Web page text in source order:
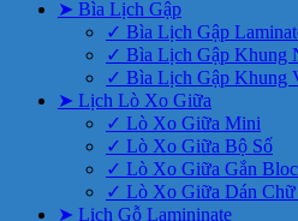
➤ Bìa Lịch Gập
✓ Bìa Lịch Gập
✓ Bìa Lịch Gập Khung
✓ Bìa Lịch Gập Khung
➤ Lịch Lò Xo Giữa
✓ Lò Xo Giữa Mini
✓ Lò Xo Giữa Bộ Số
✓ Lò Xo Giữa Gắn Bloc
✓ Lò Xo Giữa Dán
➤ Lịch Gỗ Lamininate